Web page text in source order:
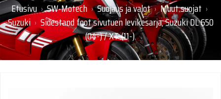
Etusivu › SW-Motech › Suojaus ja valot › Muut suojat ›
Suzuki › Sidestand foot sivutuen levikesarja, Suzuki DL 650
(04-) / XT (11-).